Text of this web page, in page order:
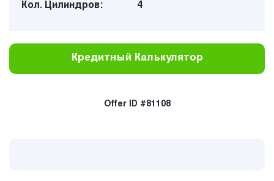
Кол. Цилиндров:
4
Кредитный Калькулятор
Offer ID #81108